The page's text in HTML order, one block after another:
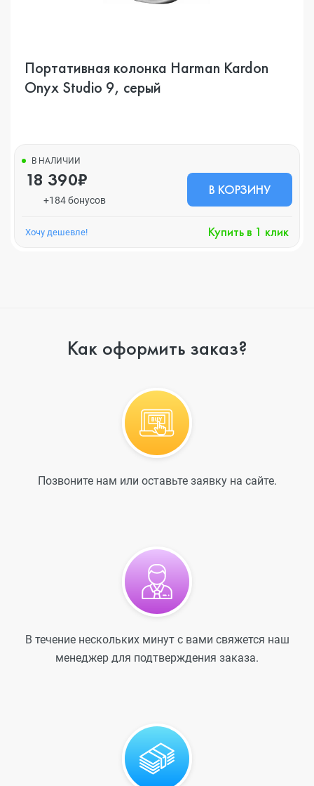
Портативная колонка Harman Kardon
Onyx Studio 9, серый
В НАЛИЧИИ
18 390₽
+184 бонусов
В КОРЗИНУ
Хочу дешевле! Купить в 1 клик
Как оформить заказ?
Позвоните нам или оставьте заявку на сайте.
В течение нескольких минут с вами свяжется наш
менеджер для подтверждения заказа.